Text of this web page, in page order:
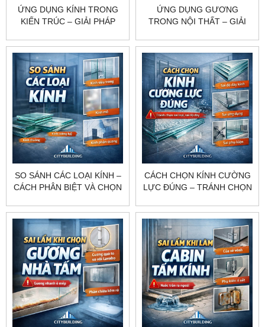
ỨNG DỤNG KÍNH TRONG
KIẾN TRÚC – GIẢI PHÁP
MỸ VÀ TÍNH HIỆN ĐẠI
ỨNG DỤNG GƯƠNG
TRONG NỘI THẤT – GIẢI
SÁNG VÀ CHIỀU SÂU
KHÔNG GIAN
SO SÁNH CÁC LOẠI KÍNH –
CÁCH PHÂN BIỆT VÀ CHỌN
DỤNG
CÁCH CHỌN KÍNH CƯỜNG
LỰC ĐÚNG – TRÁNH CHỌN
ỨNG DỤNG